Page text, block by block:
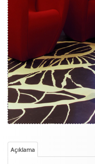
Açıklama